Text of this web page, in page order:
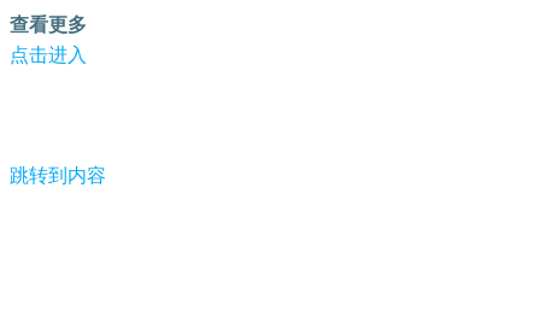
查看更多
点击进入
跳转到内容